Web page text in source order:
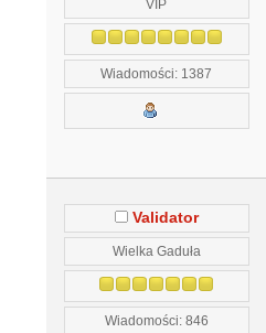
VIP
Wiadomości: 1387
Validator
Wielka Gaduła
Wiadomości: 846